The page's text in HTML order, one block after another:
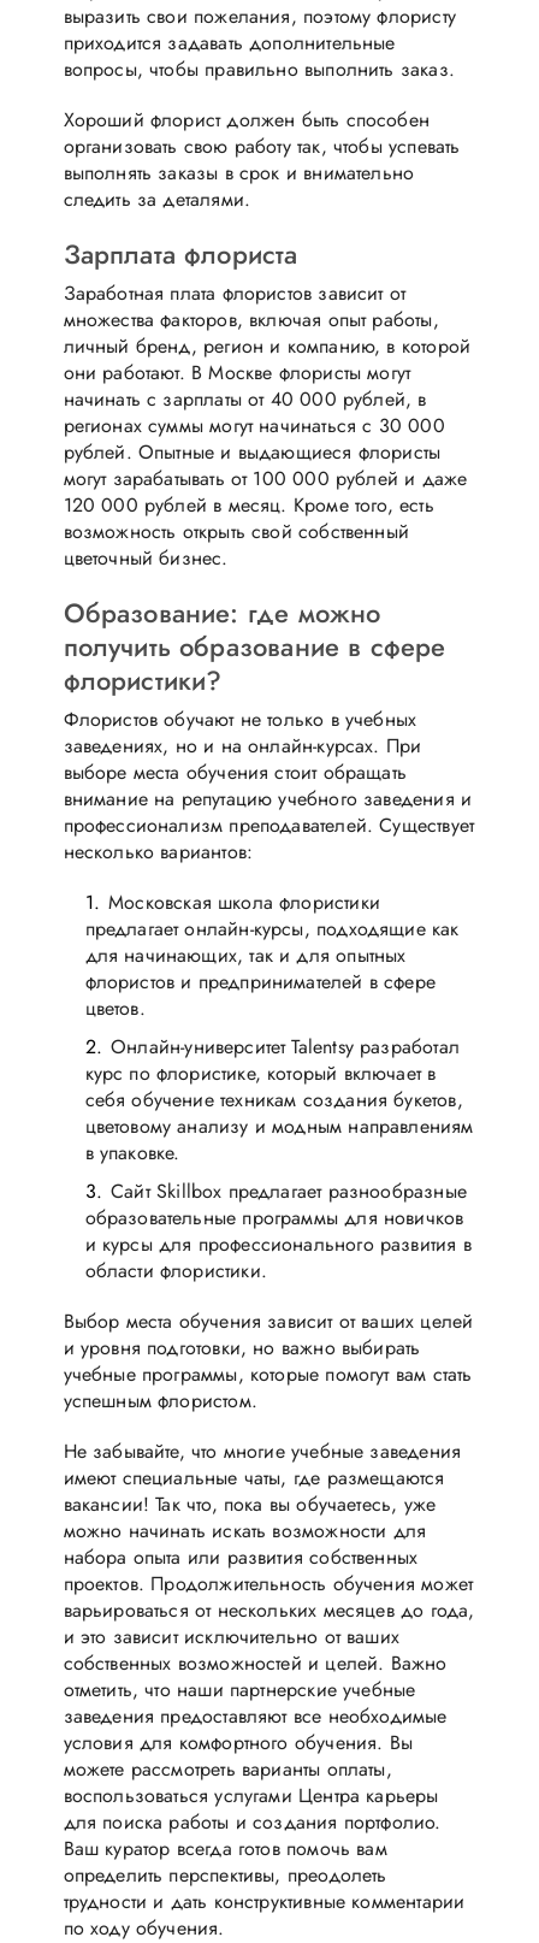
выразить свои пожелания, поэтому флористу
приходится задавать дополнительные
вопросы, чтобы правильно выполнить заказ.
Хороший флорист должен быть способен
организовать свою работу так, чтобы успевать
выполнять заказы в срок и внимательно
следить за деталями.
Зарплата флориста
Заработная плата флористов зависит от
множества факторов, включая опыт работы,
личный бренд, регион и компанию, в которой
они работают. В Москве флористы могут
начинать с зарплаты от 40 000 рублей, в
регионах суммы могут начинаться с 30 000
рублей. Опытные и выдающиеся флористы
могут зарабатывать от 100 000 рублей и даже
120 000 рублей в месяц. Кроме того, есть
возможность открыть свой собственный
цветочный бизнес.
Образование: где можно
получить образование в сфере
флористики?
Флористов обучают не только в учебных
заведениях, но и на онлайн-курсах. При
выборе места обучения стоит обращать
внимание на репутацию учебного заведения и
профессионализм преподавателей. Существует
несколько вариантов:
Московская школа флористики
предлагает онлайн-курсы, подходящие как
для начинающих, так и для опытных
флористов и предпринимателей в сфере
цветов.
Онлайн-университет Talentsy разработал
курс по флористике, который включает в
себя обучение техникам создания букетов,
цветовому анализу и модным направлениям
в упаковке.
Сайт Skillbox предлагает разнообразные
образовательные программы для новичков
и курсы для профессионального развития в
области флористики.
Выбор места обучения зависит от ваших целей
и уровня подготовки, но важно выбирать
учебные программы, которые помогут вам стать
успешным флористом.
Не забывайте, что многие учебные заведения
имеют специальные чаты, где размещаются
вакансии! Так что, пока вы обучаетесь, уже
можно начинать искать возможности для
набора опыта или развития собственных
проектов. Продолжительность обучения может
варьироваться от нескольких месяцев до года,
и это зависит исключительно от ваших
собственных возможностей и целей. Важно
отметить, что наши партнерские учебные
заведения предоставляют все необходимые
условия для комфортного обучения. Вы
можете рассмотреть варианты оплаты,
воспользоваться услугами Центра карьеры
для поиска работы и создания портфолио.
Ваш куратор всегда готов помочь вам
определить перспективы, преодолеть
трудности и дать конструктивные комментарии
по ходу обучения.